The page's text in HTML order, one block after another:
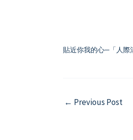
貼近你我的心─「人際
← Previous Post